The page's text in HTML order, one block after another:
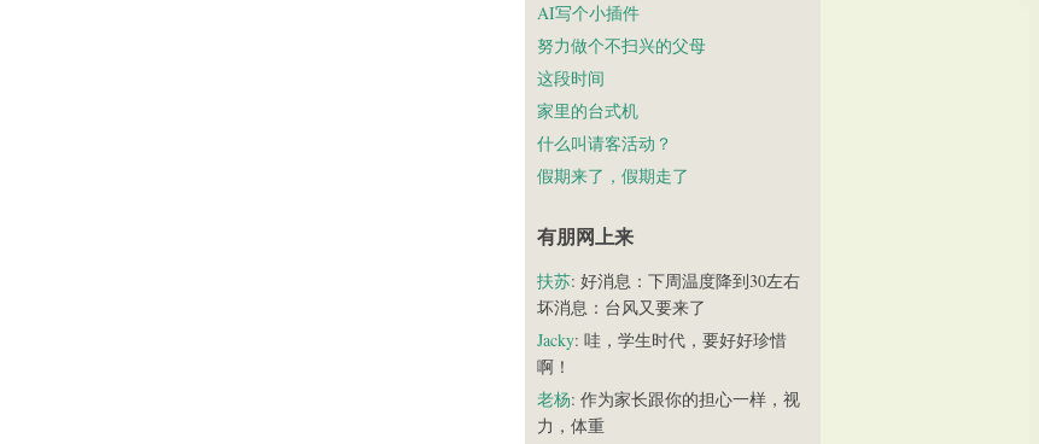
AI写个小插件
努力做个不扫兴的父母
这段时间
家里的台式机
什么叫请客活动？
假期来了，假期走了
有朋网上来
扶苏: 好消息：下周温度降到30左右
坏消息：台风又要来了
Jacky: 哇，学生时代，要好好珍惜
啊！
老杨: 作为家长跟你的担心一样，视
力，体重